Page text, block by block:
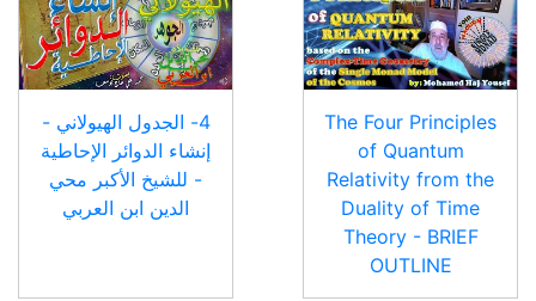
The Four Principles
of Quantum
Relativity from the
Duality of Time
Theory - BRIEF
OUTLINE
4- الجدول الهيولاني -
إنشاء الدوائر الإحاطية
- للشيخ الأكبر محي
الدين ابن العربي